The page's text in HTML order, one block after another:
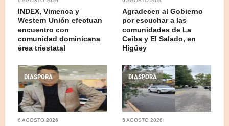
INDEX, Vimenca y
Western Unión efectuan
encuentro con
comunidad dominicana
érea triestatal
Agradecen al Gobierno
por escuchar a las
comunidades de La
Ceiba y El Salado, en
Higüey
DIASPORA
6 AGOSTO 2026
DIASPORA
5 AGOSTO 2026